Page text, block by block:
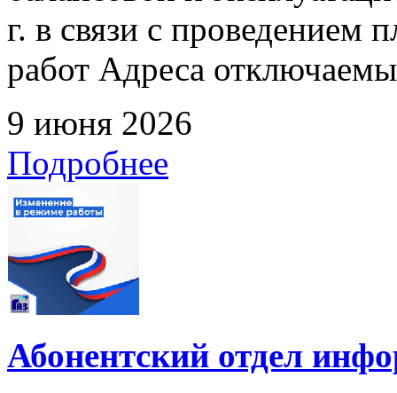
г. в связи с проведением
работ Адреса
9 июня 2026
Подробнее
Абонентский отдел